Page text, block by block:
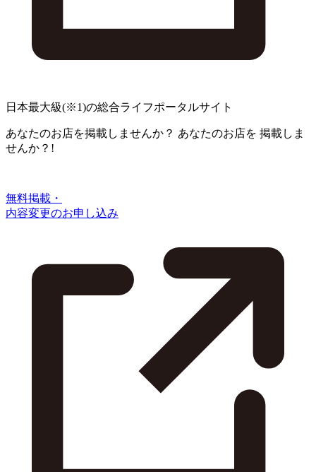
日本最大級(※1)の総合ライフポータルサイト
あなたのお店を掲載しませんか？ あなたのお店を 掲載しま
せんか？!
無料掲載・
内容変更のお申し込み